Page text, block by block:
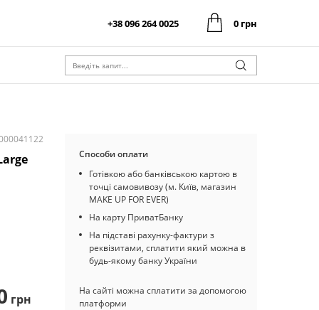
+38 096 264 0025 0 грн
грн
Способи оплати
Готівкою або банківською картою в
точці самовивозу (м. Київ, магазин
MAKE UP FOR EVER)
На карту ПриватБанку
На підставі рахунку-фактури з
реквізитами, сплатити який можна в
будь-якому банку України
На сайті можна сплатити за допомогою
платформи